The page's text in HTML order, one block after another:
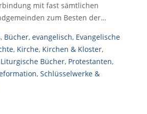
mit fast sämtlichen
zum Besten der…
, Bücher, evangelisch, Evangelische
, Kirche, Kirchen & Kloster,
Liturgische Bücher, Protestanten,
, Schlüsselwerke &